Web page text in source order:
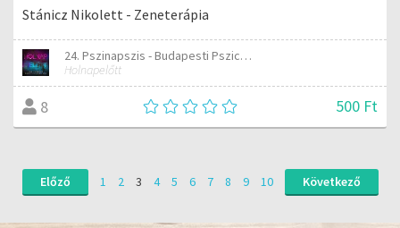
Stánicz Nikolett - Zeneterápia
24. Pszinapszis - Budapesti Pszichológiai Napok
Holnapelőtt
8 500 Ft
Előző 1 2 3 4 5 6 7 8 9 10 Következő